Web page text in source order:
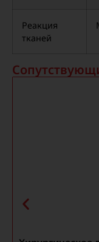
Реакция
тканей